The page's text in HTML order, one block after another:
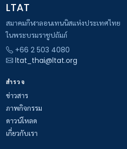
LTAT
สมาคมกีฬาลอนเทนนิสแห่งประเทศไทย
ในพระบรมราชูปถัมภ์
+66 2 503 4080
ltat_thai@ltat.org
สำรวจ
ข่าวสาร
ภาพกิจกรรม
ดาวน์โหลด
เกี่ยวกับเรา